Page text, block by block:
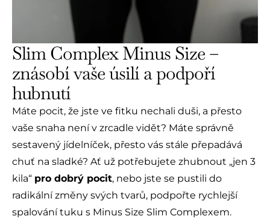
Slim Complex Minus Size –
znásobí vaše úsilí a podpoří
hubnutí
Máte pocit, že jste ve fitku nechali duši, a přesto
vaše snaha není v zrcadle vidět? Máte správně
sestavený jídelníček, přesto vás stále přepadává
chuť na sladké? Ať už potřebujete zhubnout „jen 3
kila“ pro dobrý pocit, nebo jste se pustili do
radikální změny svých tvarů, podpořte rychlejší
spalování tuku s Minus Size Slim Complexem.